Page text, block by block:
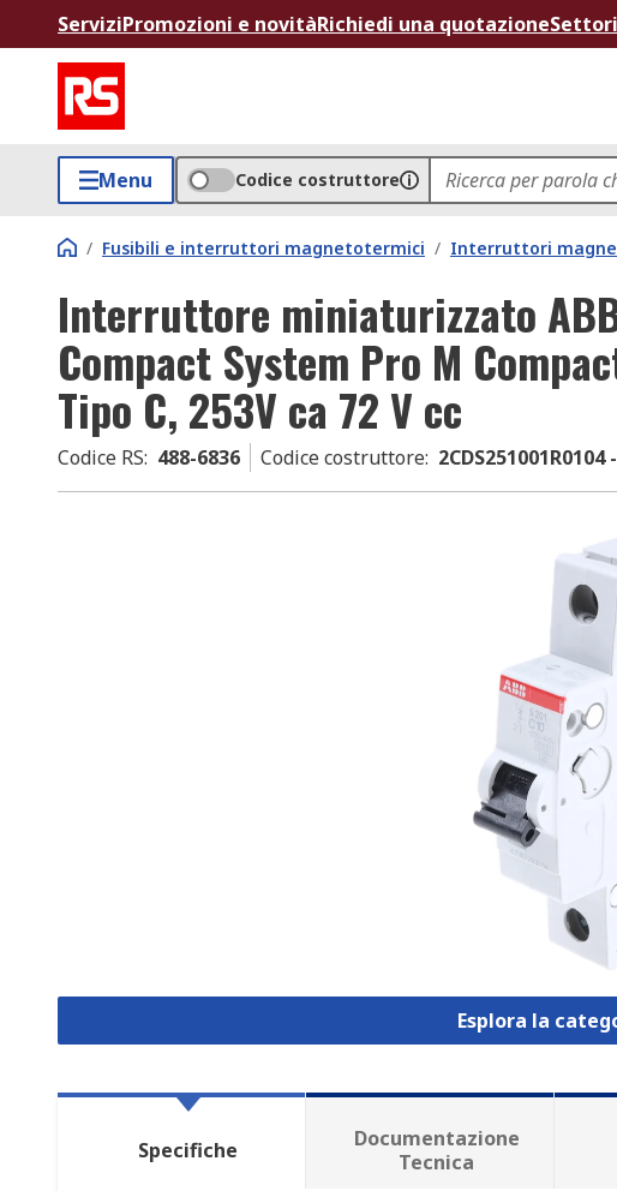
ServiziPromozioni e novitàRichiedi una quotazione
Menu Codice costruttore
/ Fusibili e interruttori magnetotermici / Interruttori
Interruttore miniaturizzato
Compact System Pro M
Tipo C, 253V ca 72 V cc
Codice RS: 488-6836 Codice costruttore: 2CDS251001R0104
Esplora la
Specifiche
Documentazione
Tecnica